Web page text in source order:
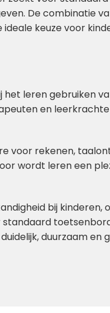
De combinatie
keuze voor
leren gebruiken
en
voor rekenen,
wordt leren een
bij kinderen,
duurzaam en